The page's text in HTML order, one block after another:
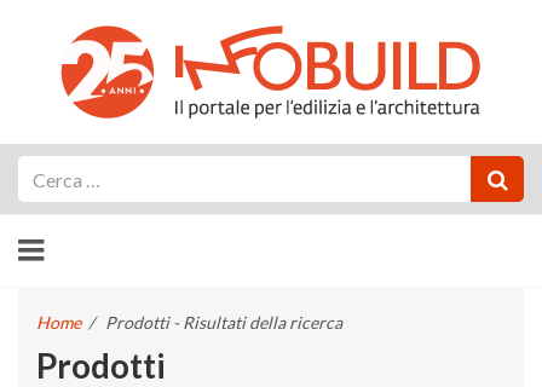
Home / Prodotti - Risultati della ricerca
Prodotti